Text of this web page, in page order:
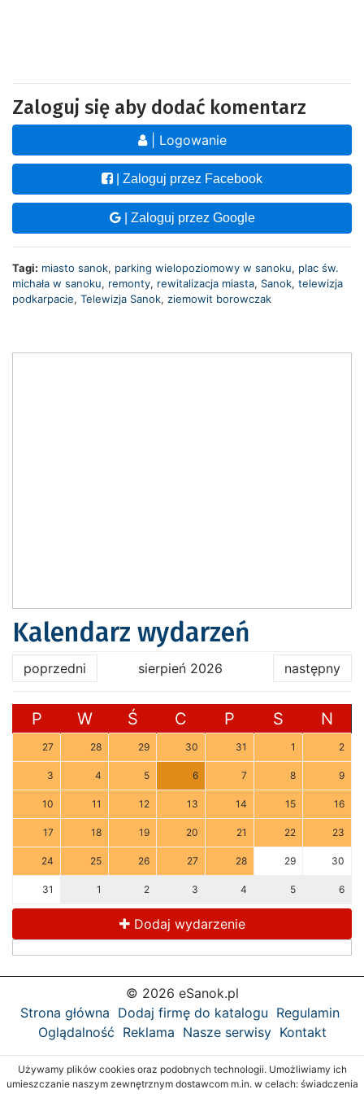
Zaloguj się aby dodać komentarz
| Logowanie
| Zaloguj przez Facebook
| Zaloguj przez Google
Tagi: miasto sanok, parking wielopoziomowy w sanoku, plac św.
michała w sanoku, remonty, rewitalizacja miasta, Sanok, telewizja
podkarpacie, Telewizja Sanok, ziemowit borowczak
Kalendarz wydarzeń
poprzedni sierpień 2026 następny
P W Ś C P S N
27 28 29 30 31 1 2
3 4 5 6 7 8 9
10 11 12 13 14 15 16
17 18 19 20 21 22 23
24 25 26 27 28 29 30
31 1 2 3 4 5 6
Dodaj wydarzenie
© 2026 eSanok.pl
Strona główna Dodaj firmę do katalogu Regulamin
Oglądalność Reklama Nasze serwisy Kontakt
Używamy plików cookies oraz podobnych technologii. Umożliwiamy ich
umieszczanie naszym zewnętrznym dostawcom m.in. w celach: świadczenia